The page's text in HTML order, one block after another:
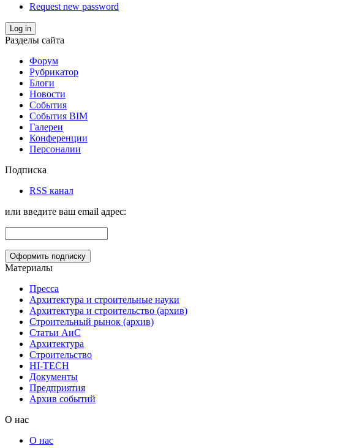
Request new password
Log in
Разделы сайта
Форум
Рубрикатор
Блоги
Новости
События
События BIM
Галереи
Конференции
Персоналии
Подписка
RSS канал
или введите ваш email адрес:
Материалы
Пресса
Архитектура и строительные науки
Архитектура и строительство (архив)
Строительный рынок (архив)
Статьи АиС
Архитектура
Строительство
HI-TECH
Документы
Предприятия
Архив событий
О нас
О нас